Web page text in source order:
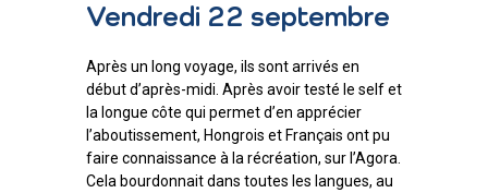
Vendredi 22 septembre
Après un long voyage, ils sont arrivés en
début d’après-midi. Après avoir testé le self et
la longue côte qui permet d’en apprécier
l’aboutissement, Hongrois et Français ont pu
faire connaissance à la récréation, sur l’Agora.
Cela bourdonnait dans toutes les langues, au